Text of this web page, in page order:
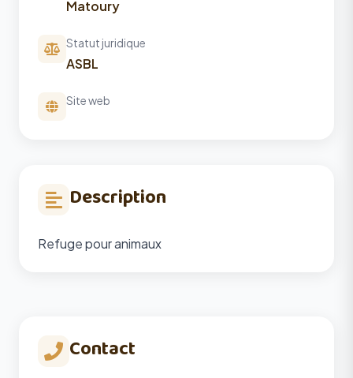
Matoury
Statut juridique
ASBL
Site web
Description
Refuge pour animaux
Contact